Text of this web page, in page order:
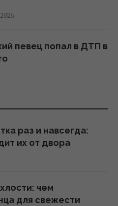
певец попал в ДТП в
дом в деревне и
просто выжить, но и
раз и навсегда:
их от двора
чем
для свежести